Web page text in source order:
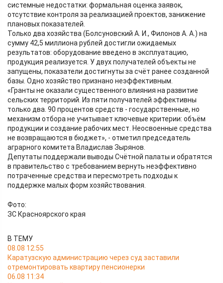
системные недостатки: формальная оценка заявок,
отсутствие контроля за реализацией проектов, занижение
плановых показателей.
Только два хозяйства (Болсуновский А. И., Филонов А. А.) на
сумму 42,5 миллиона рублей достигли ожидаемых
результатов: оборудование введено в эксплуатацию,
продукция реализуется. У двух получателей объекты не
запущены, показатели достигнуты за счёт ранее созданной
базы. Одно хозяйство признано неэффективным.
«Гранты не оказали существенного влияния на развитие
сельских территорий. Из пяти получателей эффективны
только два. 90 процентов средств - государственные, но
механизм отбора не учитывает ключевые критерии: объём
продукции и создание рабочих мест. Неосвоенные средства
не возвращаются в бюджет», - отметил председатель
аграрного комитета Владислав Зырянов.
Депутаты поддержали выводы Счётной палаты и обратятся
в правительство с требованием вернуть неэффективно
потраченные средства и пересмотреть подходы к
поддержке малых форм хозяйствования.
Фото:
ЗС Красноярского края
В ТЕМУ
08.08 12:55
Каратузскую администрацию через суд заставили
отремонтировать квартиру пенсионерки
06.08 11:34